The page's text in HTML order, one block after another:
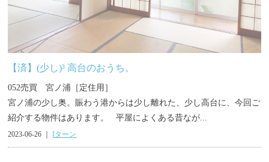
【済】(少し)³ 高台のおうち。
052売買 宮ノ浦［定住用］
宮ノ浦の少し奥。賑わう港からは少し離れた、少し高台に、今回ご
紹介する物件はあります。 平屋によくある昔なが...
2023-06-26 ｜Iターン